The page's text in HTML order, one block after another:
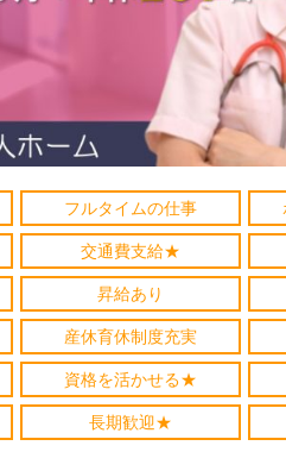
フルタイムの仕事
交通費支給★
昇給あり
産休育休制度充実
資格を活かせる★
長期歓迎★